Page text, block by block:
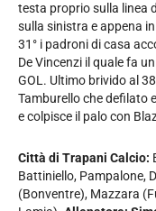
testa proprio sulla linea
sulla sinistra e appena
31° i padroni di casa
De Vincenzi il quale fa
GOL. Ultimo brivido al
Tamburello che defilato
e colpisce il palo con
Città di Trapani Calcio:
Battiniello, Pampalone,
(Bonventre), Mazzara